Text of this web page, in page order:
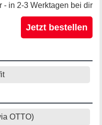
- in 2-3 Werktagen bei dir
Jetzt bestellen
OTTO)